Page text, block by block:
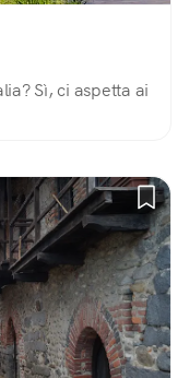
Sì, ci aspetta ai